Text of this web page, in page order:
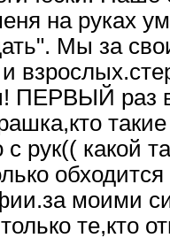
на руках
Мы за
ПЕРВЫЙ раз
рук(( какой
моими
те,кто